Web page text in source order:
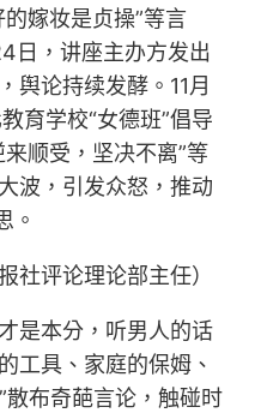
嫁妆是贞操”等言
日，讲座主办方发出
舆论持续发酵。11月
育学校“女德班”倡导
顺受，坚决不离”等
波，引发众怒，推动
。
社评论理论部主任）
是本分，听男人的话
工具、家庭的保姆、
布奇葩言论，触碰时